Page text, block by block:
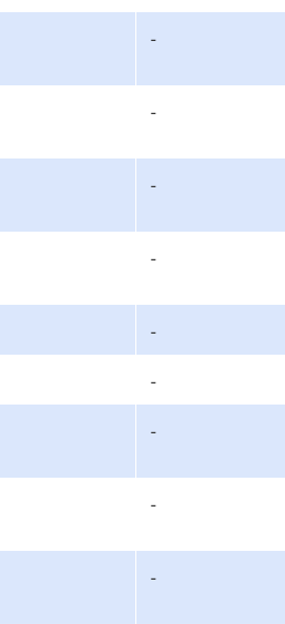
-
-
-
-
-
-
-
-
-